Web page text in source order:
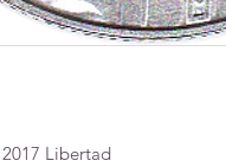
Libertad